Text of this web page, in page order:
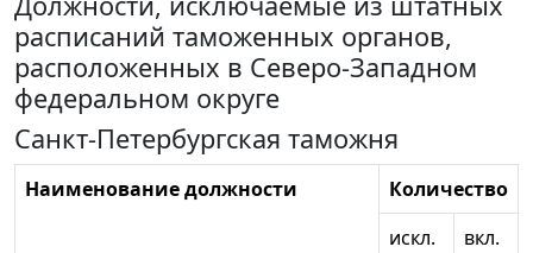
расписаний таможенных органов,
расположенных в Северо-Западном
федеральном округе
Санкт-Петербургская таможня
Наименование должности
Количество
искл.
вкл.